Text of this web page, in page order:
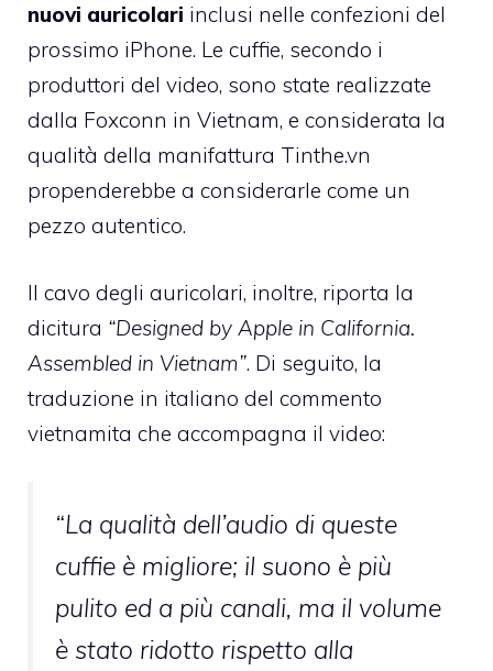
nuovi auricolari inclusi nelle confezioni del
prossimo iPhone. Le cuffie, secondo i
produttori del video, sono state realizzate
dalla Foxconn in Vietnam, e considerata la
qualità della manifattura Tinthe.vn
propenderebbe a considerarle come un
pezzo autentico.
Il cavo degli auricolari, inoltre, riporta la
dicitura “Designed by Apple in California.
Assembled in Vietnam”. Di seguito, la
traduzione in italiano del commento
vietnamita che accompagna il video:
“La qualità dell’audio di queste
cuffie è migliore; il suono è più
pulito ed a più canali, ma il volume
è stato ridotto rispetto alla